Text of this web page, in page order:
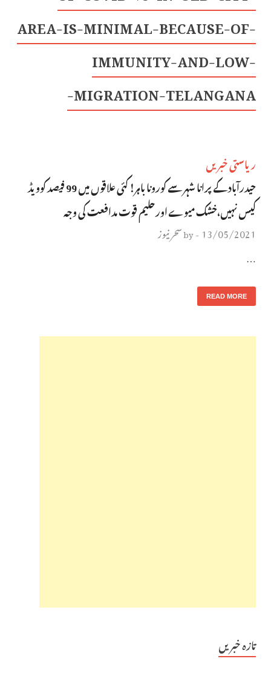
AREA-IS-MINIMAL-BECAUSE-OF-
IMMUNITY-AND-LOW-
MIGRATION-TELANGANA-
ریاستی خبریں
حیدرآباد کے پرانا شہر سے کورونا باہر! کئی علاقوں میں 99 فیصد کوویڈ
کیس نہیں،خشک میوے اورحلیم قوت مدافعت کی وجہ
13/05/2021
-
byسحر نیوز
…
READ MORE
تازہ خبریں